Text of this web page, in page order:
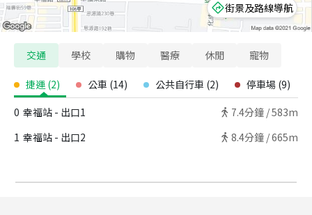
街景及路線導航
交通 學校 購物 醫療 休閒 寵物
捷運 (2) 公車 (14) 公共自行車 (2) 停車場 (9)
0 幸福站 - 出口1 7.4分鐘 /583m
1 幸福站 - 出口2 8.4分鐘 /665m